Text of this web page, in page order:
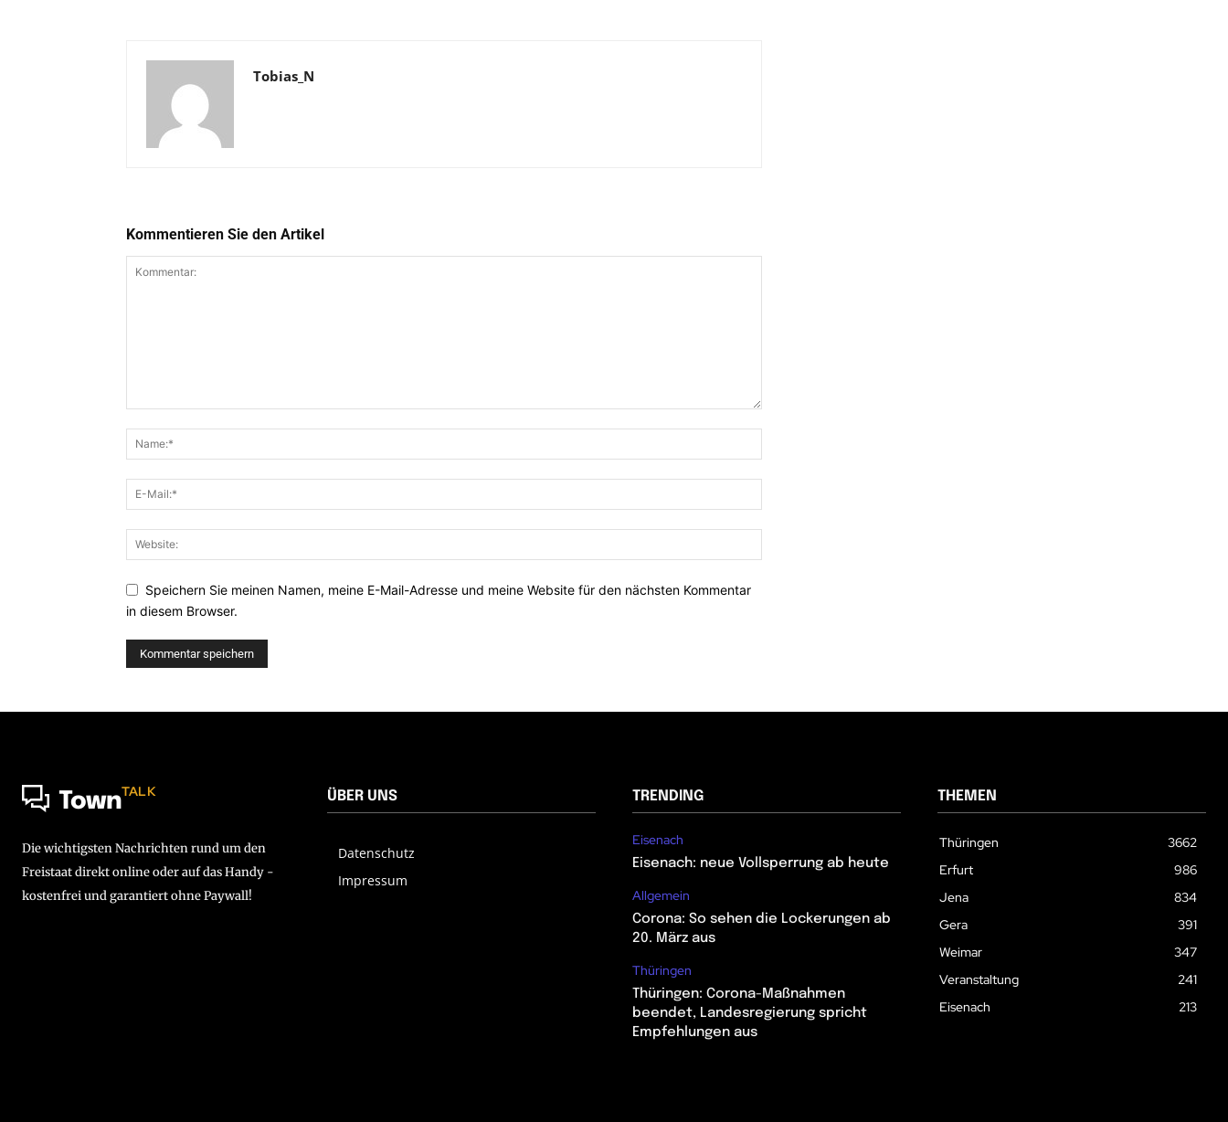
Tobias_N
Kommentieren Sie den Artikel
Speichern Sie meinen Namen, meine E-Mail-Adresse und meine Website für den nächsten Kommentar
in diesem Browser.
TownTALK
Die wichtigsten Nachrichten rund um den
Freistaat direkt online oder auf das Handy -
kostenfrei und garantiert ohne Paywall!
ÜBER UNS
Datenschutz
Impressum
TRENDING
Eisenach
Eisenach: neue Vollsperrung ab heute
Allgemein
Corona: So sehen die Lockerungen ab
20. März aus
Thüringen
Thüringen: Corona-Maßnahmen
beendet, Landesregierung spricht
Empfehlungen aus
THEMEN
Thüringen
3662
Erfurt
986
Jena
834
Gera
391
Weimar
347
Veranstaltung
241
Eisenach
213